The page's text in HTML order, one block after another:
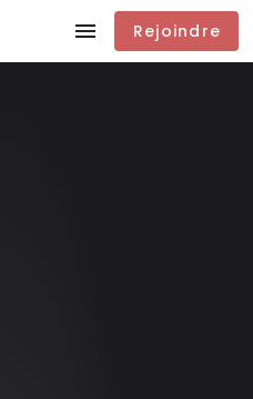
Rejoindre